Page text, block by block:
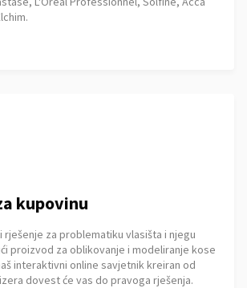
kupovinu
rješenje za problematiku vlasišta i njegu
proizvod za oblikovanje i modeliranje kose
interaktivni online savjetnik kreiran od
dovest će vas do pravoga rješenja.